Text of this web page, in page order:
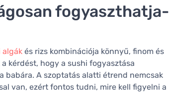
fogyaszthatja-
algák és rizs kombinációja könnyű, finom és
kérdést, hogy a sushi fogyasztása
A szoptatás alatti étrend nemcsak
van, ezért fontos tudni, mire kell figyelni a